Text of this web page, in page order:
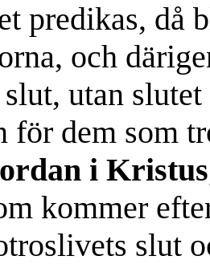
predikas, då
och
utan
för dem som
i Kristus
kommer
slut